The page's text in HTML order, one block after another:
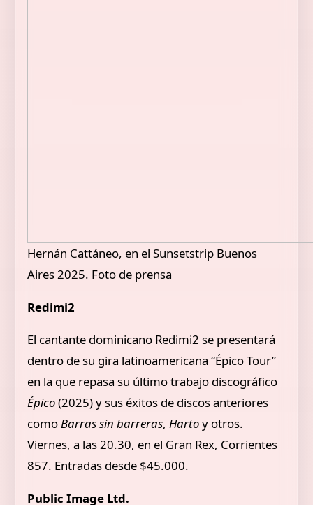
Hernán Cattáneo, en el Sunsetstrip Buenos
Aires 2025. Foto de prensa
Redimi2
El cantante dominicano Redimi2 se presentará
dentro de su gira latinoamericana “Épico Tour”
en la que repasa su último trabajo discográfico
Épico(2025) y sus éxitos de discos anteriores
comoBarras sin barreras,Hartoy otros.
Viernes, a las 20.30, en el Gran Rex, Corrientes
857. Entradas desde $45.000.
Public Image Ltd.